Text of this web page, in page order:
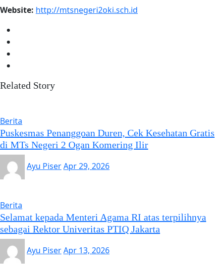
Website: http://mtsnegeri2oki.sch.id
Related Story
Berita
Puskesmas Penanggoan Duren, Cek Kesehatan Gratis
di MTs Negeri 2 Ogan Komering Ilir
Ayu PiserApr 29, 2026
Berita
Selamat kepada Menteri Agama RI atas terpilihnya
sebagai Rektor Univeritas PTIQ Jakarta
Ayu PiserApr 13, 2026